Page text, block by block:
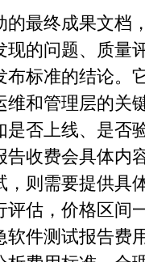
的最终成果文档
现的问题、质量
布标准的结论。
维和管理层的关
是否上线、是否
告收费会具体内
，则需要提供具
评估，价格区间
软件测试报告费